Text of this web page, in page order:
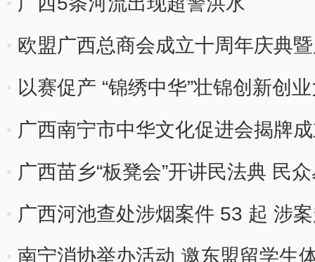
欧盟广西总商会成立十周年庆典
以赛促产 “锦绣中华”壮锦创新创
广西南宁市中华文化促进会揭牌
广西苗乡“板凳会”开讲民法典 民
广西河池查处涉烟案件 53 起 涉
南宁消协举办活动 邀东盟留学生